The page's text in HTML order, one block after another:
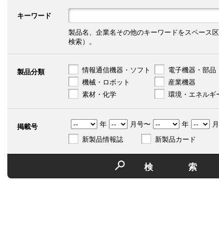
キーワード
製品名、企業名その他のキーワードをスペース
検索）。
製品分類 情報通信機器・ソフト
電子機器・部品
機械・ロボット
産業機器
素材・化学
環境・エネルギ
掲載号 年 月号〜 年
新製品情報誌
新製品カード
検